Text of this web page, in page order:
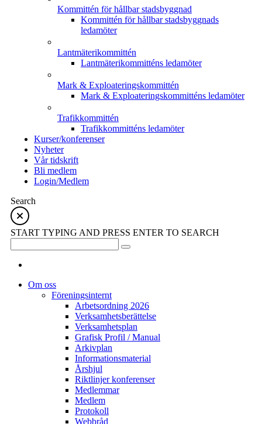
Kommittén för hållbar stadsbyggnad
Kommittén för hållbar stadsbyggnads
ledamöter
Lantmäterikommittén
Lantmäterikommitténs ledamöter
Mark & Exploateringskommittén
Mark & Exploateringskommitténs ledamöter
Trafikkommittén
Trafikkommitténs ledamöter
Kurser/konferenser
Nyheter
Vår tidskrift
Bli medlem
Login/Medlem
Search
START TYPING AND PRESS ENTER TO SEARCH
Om oss
Föreningsinternt
Arbetsordning 2026
Verksamhetsberättelse
Verksamhetsplan
Grafisk Profil / Manual
Arkivplan
Informationsmaterial
Årshjul
Riktlinjer konferenser
Medlemmar
Medlem
Protokoll
Webbråd